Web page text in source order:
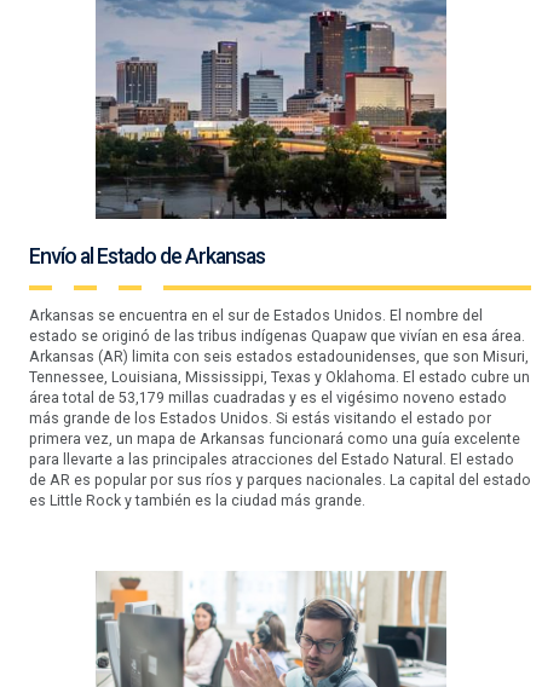
Envío al Estado de Arkansas
Arkansas se encuentra en el sur de Estados Unidos. El nombre del
estado se originó de las tribus indígenas Quapaw que vivían en esa área.
Arkansas (AR) limita con seis estados estadounidenses, que son Misuri,
Tennessee, Louisiana, Mississippi, Texas y Oklahoma. El estado cubre un
área total de 53,179 millas cuadradas y es el vigésimo noveno estado
más grande de los Estados Unidos. Si estás visitando el estado por
primera vez, un mapa de Arkansas funcionará como una guía excelente
para llevarte a las principales atracciones del Estado Natural. El estado
de AR es popular por sus ríos y parques nacionales. La capital del estado
es Little Rock y también es la ciudad más grande.